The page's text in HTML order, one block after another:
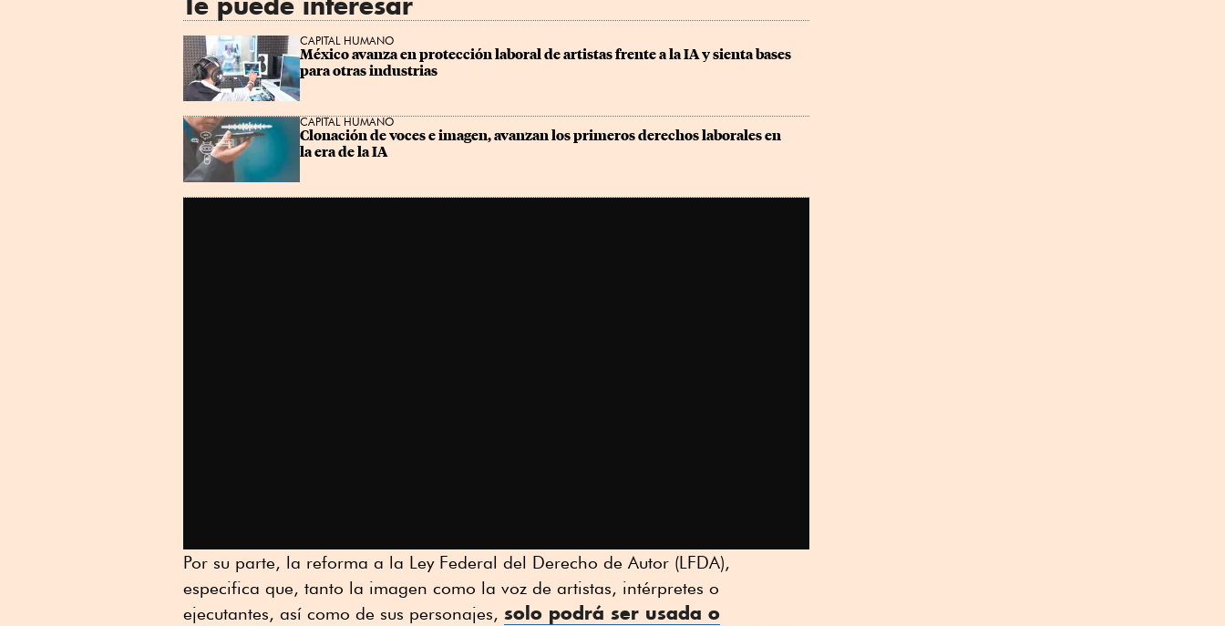
CAPITAL HUMANO
México avanza en protección laboral de artistas frente a la IA y sienta bases
para otras industrias
CAPITAL HUMANO
Clonación de voces e imagen, avanzan los primeros derechos laborales en
la era de la IA
Por su parte, la reforma a la Ley Federal del Derecho de Autor (LFDA),
especifica que, tanto la imagen como la voz de artistas, intérpretes o
ejecutantes, así como de sus personajes, solo podrá ser usada o